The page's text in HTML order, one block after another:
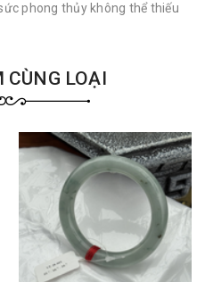
phong thủy không thể thiếu
LOẠI